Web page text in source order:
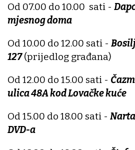
Od 07.00 do 10.00 sati -
mjesnog doma
Od 10.00 do 12.00 sati -
127(prijedlog građana)
Od 12.00 do 15.00 sati -
ulica 48A kod Lovačke kuće
Od 15.00 do 18.00 sati -
DVD-a